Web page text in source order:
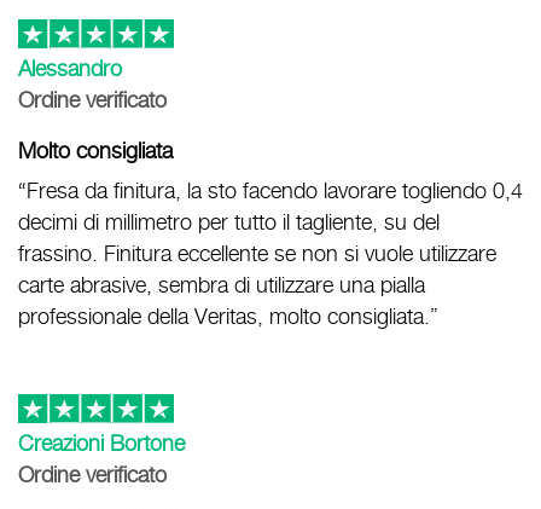
Alessandro
Ordine verificato
Molto consigliata
“Fresa da finitura, la sto facendo lavorare togliendo 0,4
decimi di millimetro per tutto il tagliente, su del
frassino. Finitura eccellente se non si vuole utilizzare
carte abrasive, sembra di utilizzare una pialla
professionale della Veritas, molto consigliata.”
Creazioni Bortone
Ordine verificato